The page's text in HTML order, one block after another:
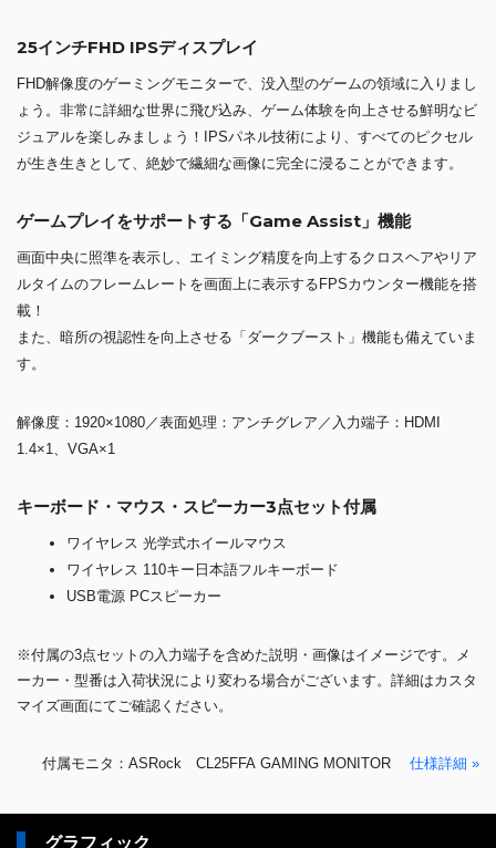
25インチFHD IPSディスプレイ
FHD解像度のゲーミングモニターで、没入型のゲームの領域に入りまし
ょう。非常に詳細な世界に飛び込み、ゲーム体験を向上させる鮮明なビ
ジュアルを楽しみましょう！IPSパネル技術により、すべてのピクセル
が生き生きとして、絶妙で繊細な画像に完全に浸ることができます。
ゲームプレイをサポートする「Game Assist」機能
画面中央に照準を表示し、エイミング精度を向上するクロスヘアやリア
ルタイムのフレームレートを画面上に表示するFPSカウンター機能を搭
載！
また、暗所の視認性を向上させる「ダークブースト」機能も備えていま
す。
解像度：1920×1080／表面処理：アンチグレア／入力端子：HDMI
1.4×1、VGA×1
キーボード・マウス・スピーカー3点セット付属
ワイヤレス 光学式ホイールマウス
ワイヤレス 110キー日本語フルキーボード
USB電源 PCスピーカー
※付属の3点セットの入力端子を含めた説明・画像はイメージです。メ
ーカー・型番は入荷状況により変わる場合がございます。詳細はカスタ
マイズ画面にてご確認ください。
付属モニタ：ASRock CL25FFA GAMING MONITOR 仕様詳細 »
グラフィック